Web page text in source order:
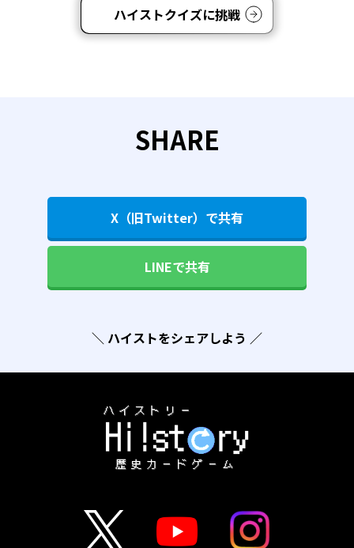
ハイストクイズに挑戦
SHARE
X（旧Twitter）で共有
LINEで共有
＼ ハイストをシェアしよう ／